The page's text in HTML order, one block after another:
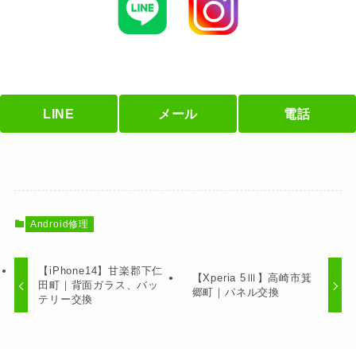
LINE メール 電話
Android修理
【iPhone14】甘楽郡下仁
田町｜背面ガラス、バッ
テリー交換
【Xperia 5Ⅲ】高崎市箕
郷町｜パネル交換